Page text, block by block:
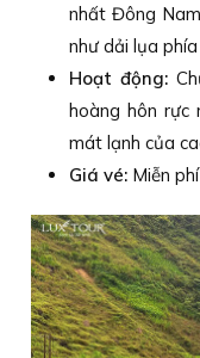
nhất Đông
như dải lụa phía
Hoạt động:
hoàng hôn rực
mát lạnh của
Giá vé: Miễn